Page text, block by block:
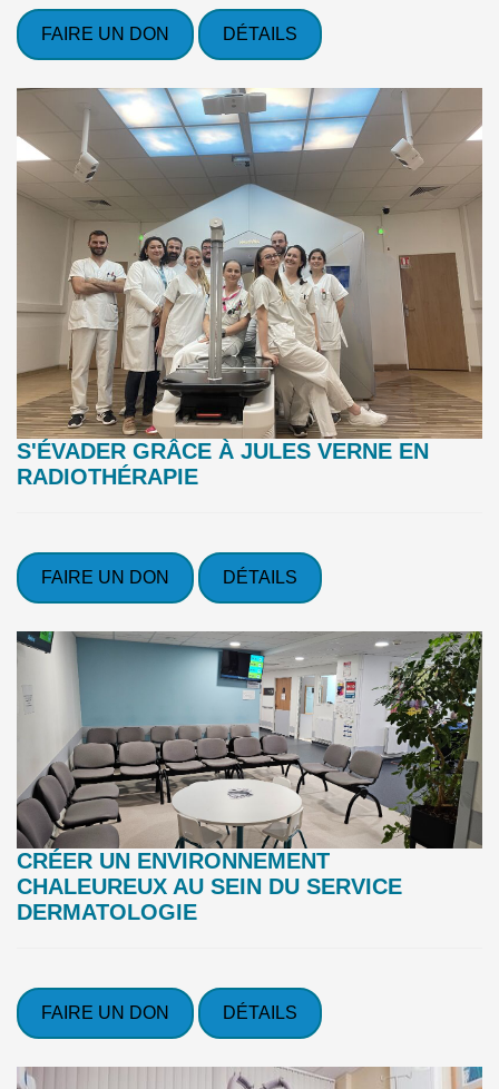
FAIRE UN DON DÉTAILS
S'ÉVADER GRÂCE À JULES VERNE EN
RADIOTHÉRAPIE
FAIRE UN DON DÉTAILS
CRÉER UN ENVIRONNEMENT
CHALEUREUX AU SEIN DU SERVICE
DERMATOLOGIE
FAIRE UN DON DÉTAILS